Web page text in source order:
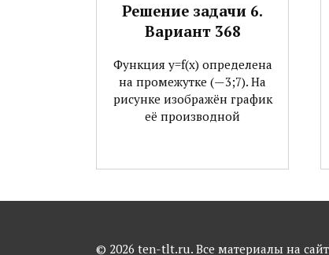
Решение задачи 6.
Вариант 368
Функция y=f(x) определена
на промежутке (—3;7). На
рисунке изображён график
её производной
© 2026 ten-tlt.ru. Все материалы на